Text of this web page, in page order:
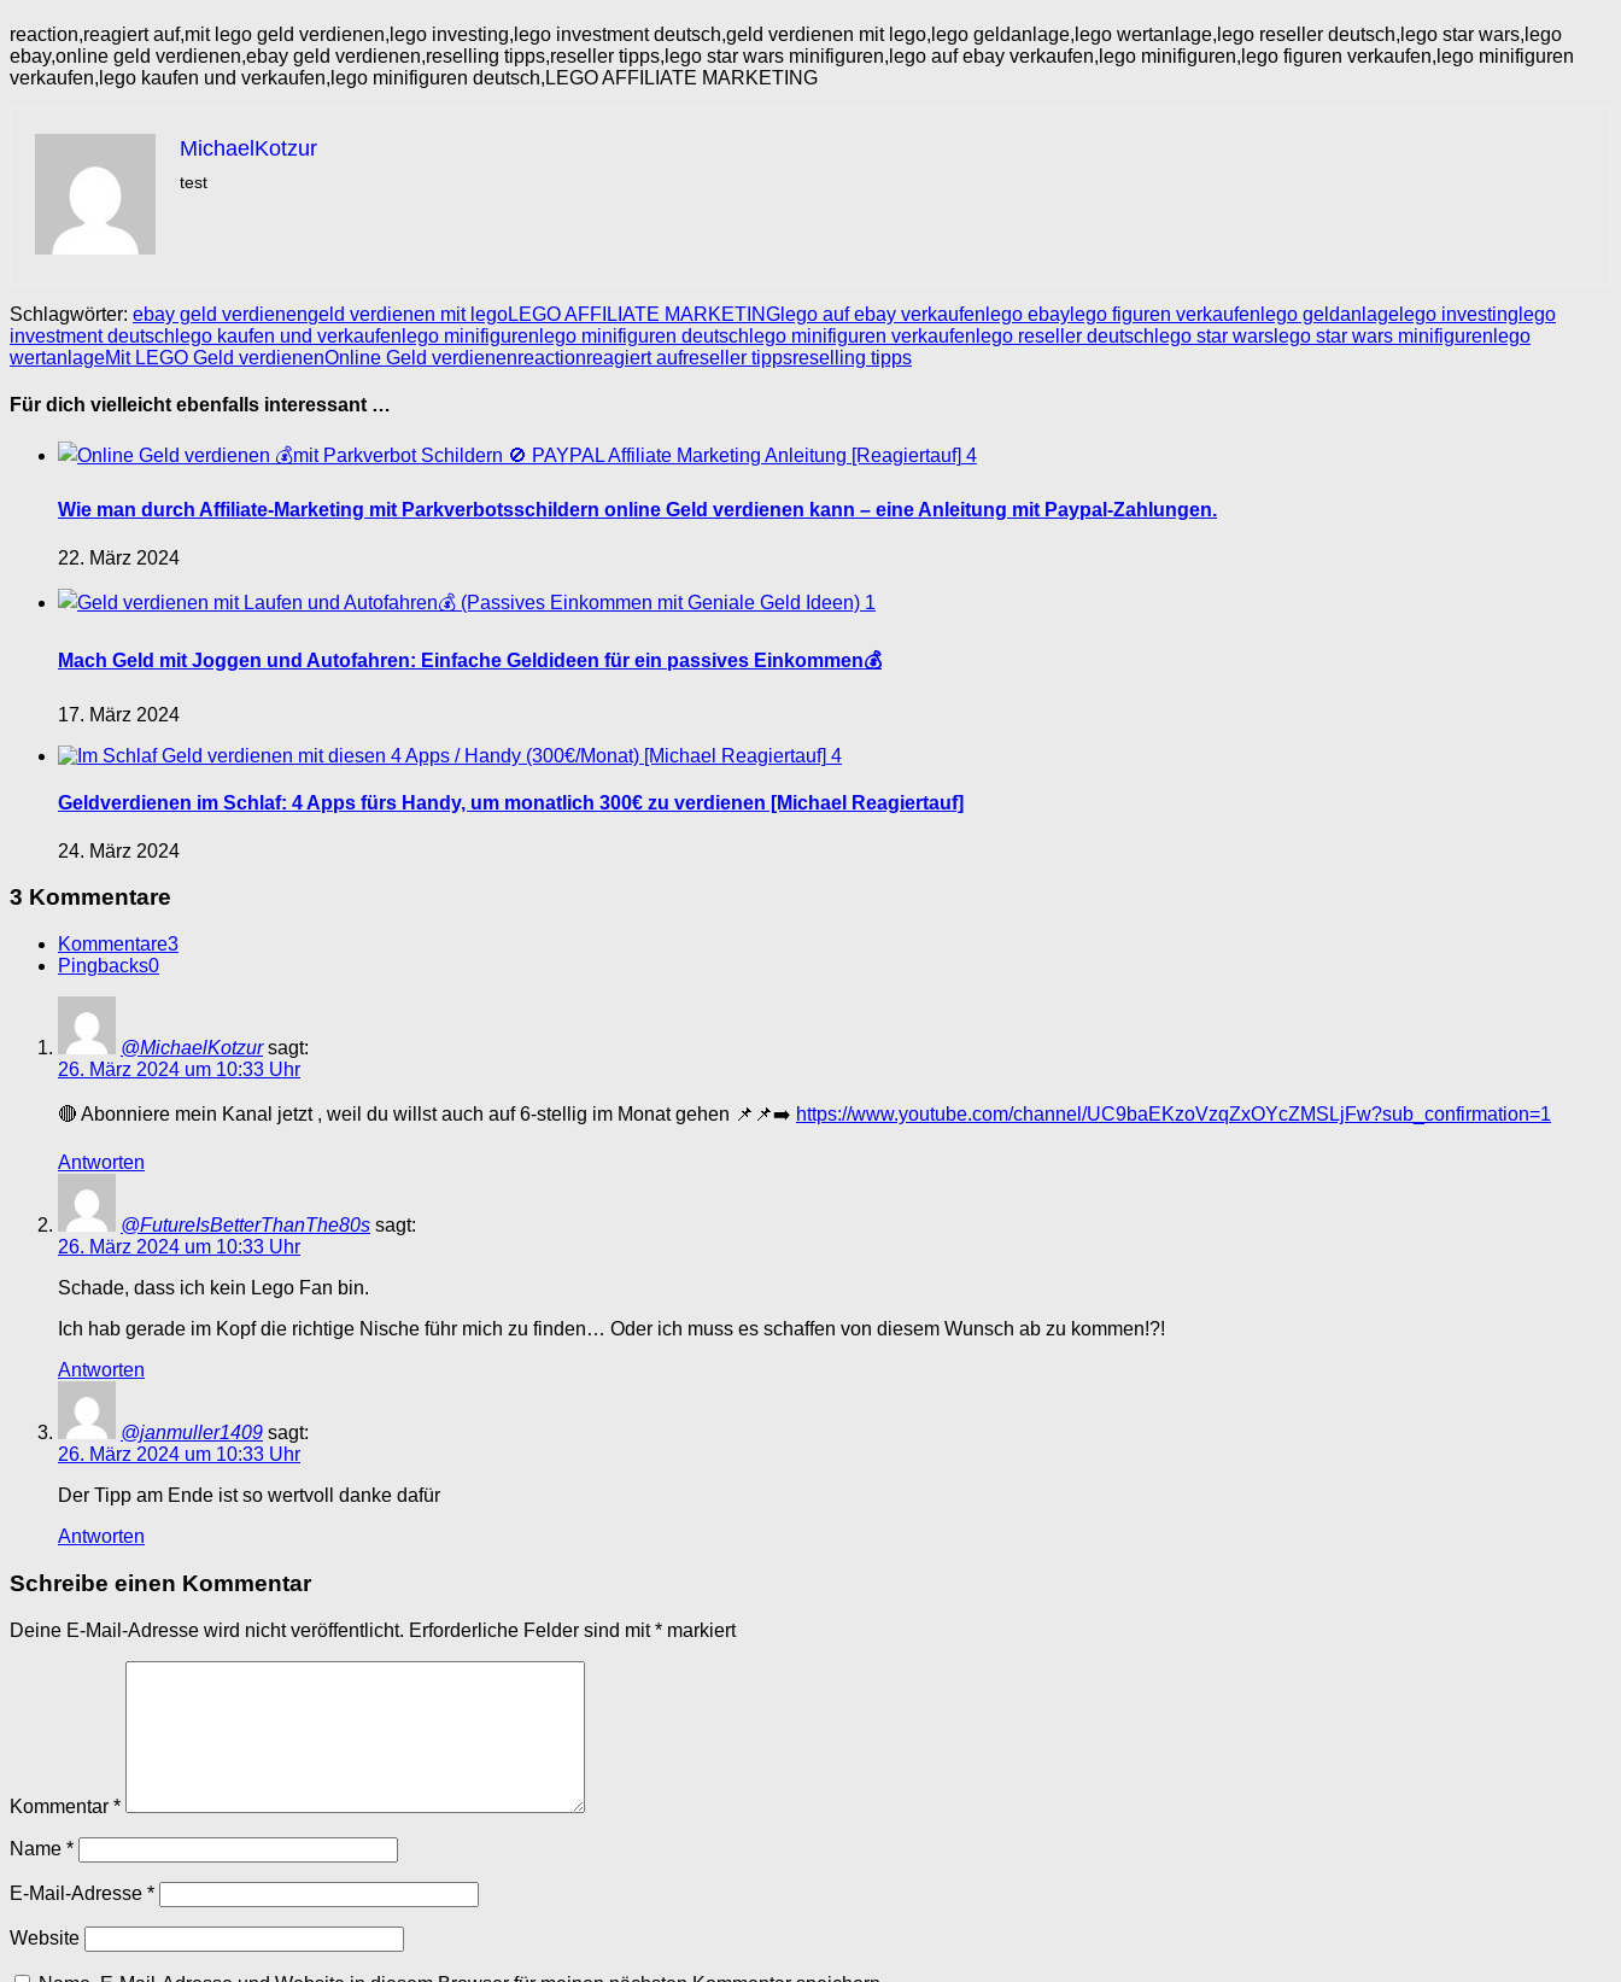
reaction,reagiert auf,mit lego geld verdienen,lego investing,lego investment deutsch,geld verdienen mit lego,lego geldanlage,lego wertanlage,lego reseller deutsch,lego star wars,lego
ebay,online geld verdienen,ebay geld verdienen,reselling tipps,reseller tipps,lego star wars minifiguren,lego auf ebay verkaufen,lego minifiguren,lego figuren verkaufen,lego minifiguren
verkaufen,lego kaufen und verkaufen,lego minifiguren deutsch,LEGO AFFILIATE MARKETING
MichaelKotzur
test
Schlagwörter: ebay geld verdienengeld verdienen mit legoLEGO AFFILIATE MARKETING lego auf ebay verkaufen lego ebay lego figuren verkaufen lego geldanlage lego investing lego
investment deutsch lego kaufen und verkaufen lego minifiguren lego minifiguren deutsch lego minifiguren verkaufen lego reseller deutsch lego star wars lego star wars minifiguren lego
wertanlageMit LEGO Geld verdienenOnline Geld verdienenreactionreagiert aufreseller tippsreselling tipps
Für dich vielleicht ebenfalls interessant …
4
Wie man durch Affiliate-Marketing mit Parkverbotsschildern online Geld verdienen kann – eine Anleitung mit Paypal-Zahlungen.
22. März 2024
1
Mach Geld mit Joggen und Autofahren: Einfache Geldideen für ein passives Einkommen💰
17. März 2024
4
Geldverdienen im Schlaf: 4 Apps fürs Handy, um monatlich 300€ zu verdienen [Michael Reagiertauf]
24. März 2024
3 Kommentare
Kommentare3
Pingbacks0
@MichaelKotzur sagt:
26. März 2024 um 10:33 Uhr
🔴 Abonniere mein Kanal jetzt , weil du willst auch auf 6-stellig im Monat gehen 📌📌➡️ https://www.youtube.com/channel/UC9baEKzoVzqZxOYcZMSLjFw?sub_confirmation=1
Antworten
@FutureIsBetterThanThe80s sagt:
26. März 2024 um 10:33 Uhr
Schade, dass ich kein Lego Fan bin.
Ich hab gerade im Kopf die richtige Nische führ mich zu finden… Oder ich muss es schaffen von diesem Wunsch ab zu kommen!?!
Antworten
@janmuller1409 sagt:
26. März 2024 um 10:33 Uhr
Der Tipp am Ende ist so wertvoll danke dafür
Antworten
Schreibe einen Kommentar
Deine E-Mail-Adresse wird nicht veröffentlicht. Erforderliche Felder sind mit* markiert
Kommentar *
Name *
E-Mail-Adresse *
Website